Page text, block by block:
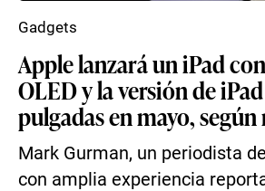
Apple lanzará un iPad
OLED y la versión de
pulgadas en mayo,
Mark Gurman, un periodista
con amplia experiencia
Gadgets